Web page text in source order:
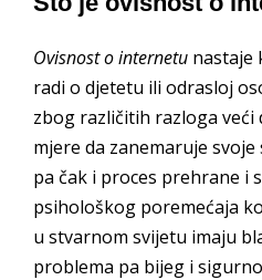
Ovisnost o internetu nastaje
radi o djetetu ili odrasloj
zbog različitih razloga veći
mjere da zanemaruje
pa čak i proces prehrane i
psihološkog poremećaja
u stvarnom svijetu imaju
problema pa bijeg i